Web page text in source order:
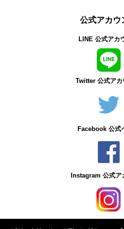
公式アカウ
LINE 公式アカ
Twitter 公式アカ
Facebook 公式
Instagram 公式ア